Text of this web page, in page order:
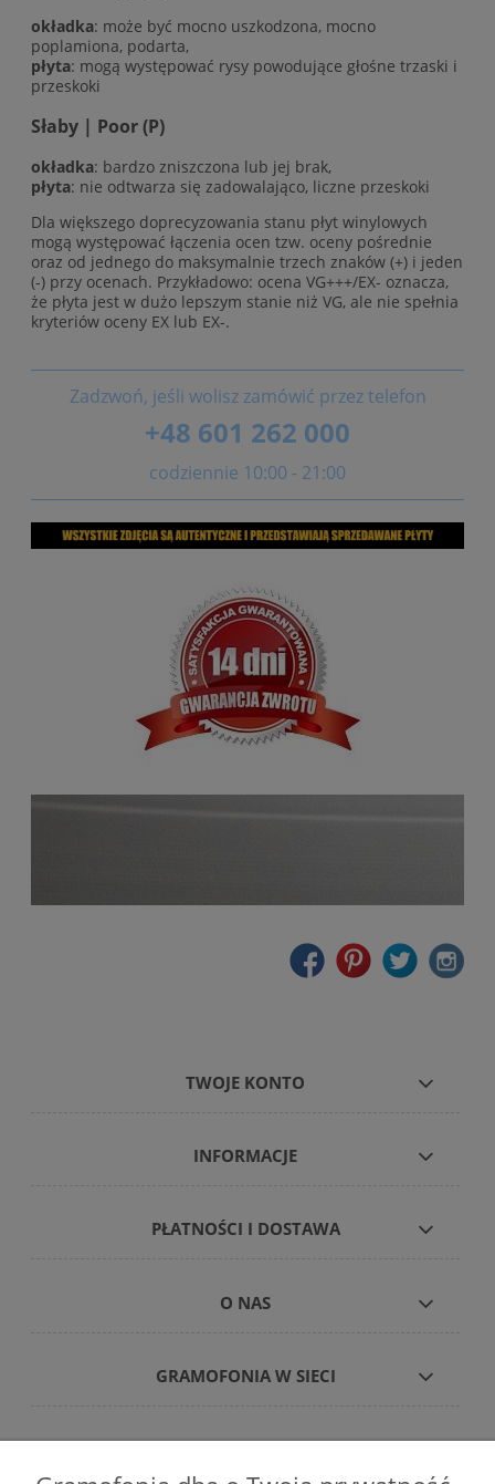
okładka: może być mocno uszkodzona, mocno
poplamiona, podarta,
płyta: mogą występować rysy powodujące głośne trzaski i
przeskoki
Słaby | Poor (P)
okładka: bardzo zniszczona lub jej brak,
płyta: nie odtwarza się zadowalająco, liczne przeskoki
Dla większego doprecyzowania stanu płyt winylowych
mogą występować łączenia ocen tzw. oceny pośrednie
oraz od jednego do maksymalnie trzech znaków (+) i jeden
(-) przy ocenach. Przykładowo: ocena VG+++/EX- oznacza,
że płyta jest w dużo lepszym stanie niż VG, ale nie spełnia
kryteriów oceny EX lub EX-.
Zadzwoń, jeśli wolisz zamówić przez telefon
+48 601 262 000
codziennie 10:00 - 21:00
TWOJE KONTO
INFORMACJE
PŁATNOŚCI I DOSTAWA
O NAS
GRAMOFONIA W SIECI